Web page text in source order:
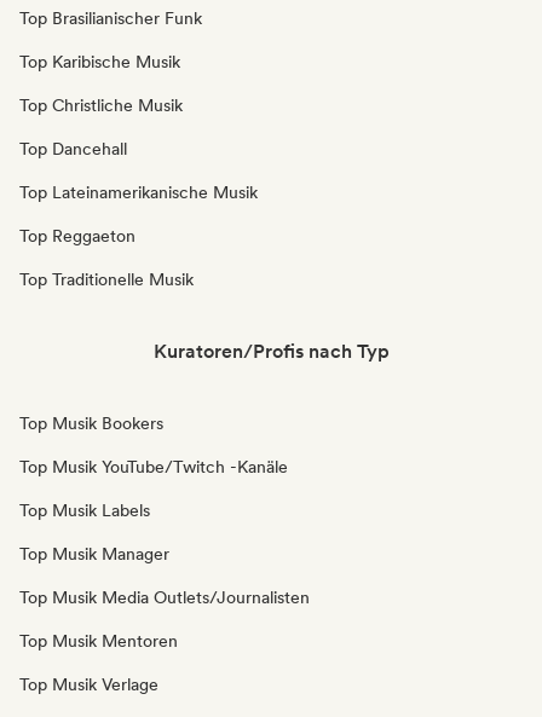
Top Brasilianischer Funk
Top Karibische Musik
Top Christliche Musik
Top Dancehall
Top Lateinamerikanische Musik
Top Reggaeton
Top Traditionelle Musik
Kuratoren/Profis nach Typ
Top Musik Bookers
Top Musik YouTube/Twitch -Kanäle
Top Musik Labels
Top Musik Manager
Top Musik Media Outlets/Journalisten
Top Musik Mentoren
Top Musik Verlage